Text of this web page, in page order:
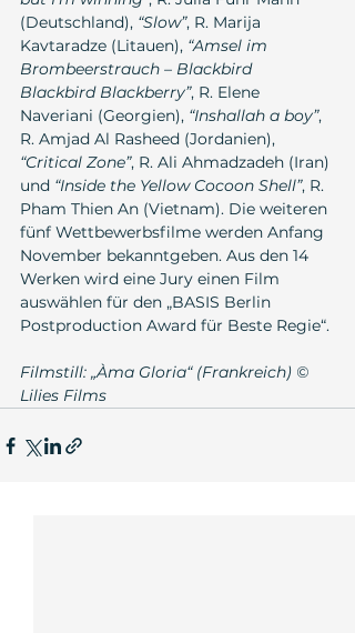
(Deutschland), “Slow”, R. Marija
Kavtaradze (Litauen), “Amsel im
Brombeerstrauch – Blackbird
Blackbird Blackberry”, R. Elene
Naveriani (Georgien), “Inshallah a boy”,
R. Amjad Al Rasheed (Jordanien),
“Critical Zone”, R. Ali Ahmadzadeh (Iran)
und “Inside the Yellow Cocoon Shell”, R.
Pham Thien An (Vietnam). Die weiteren
fünf Wettbewerbsfilme werden Anfang
November bekanntgeben. Aus den 14
Werken wird eine Jury einen Film
auswählen für den „BASIS Berlin
Postproduction Award für Beste Regie“.
Filmstill: „Àma Gloria“ (Frankreich) ©
Lilies Films